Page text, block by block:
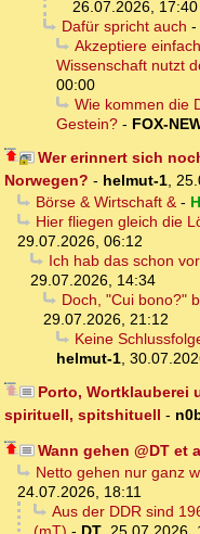
26.07.2026, 17:40
Dafür spricht auch -
Akzeptiere
Wissenschaft nutzt
00:00
Wie kommen die
Gestein? - FOX-
Wer erinnert sich
Norwegen? - helmut-1,
Börse & Wirtschaft &-
Hier fliegen gleich die
29.07.2026, 06:12
Ich hab das schon
29.07.2026, 14:34
Doch, "Cui bono?"
29.07.2026, 21:12
Keine
helmut-1,
Porto, Wortklauberei
spirituell, spitshituell -
Wann gehen @DT et
Netto gehen nur ganz
24.07.2026, 18:11
Aus der DDR sind